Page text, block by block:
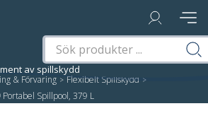
& Förvaring / Flexibelt Spillskydd /
Portabel Spillpool, 379 L